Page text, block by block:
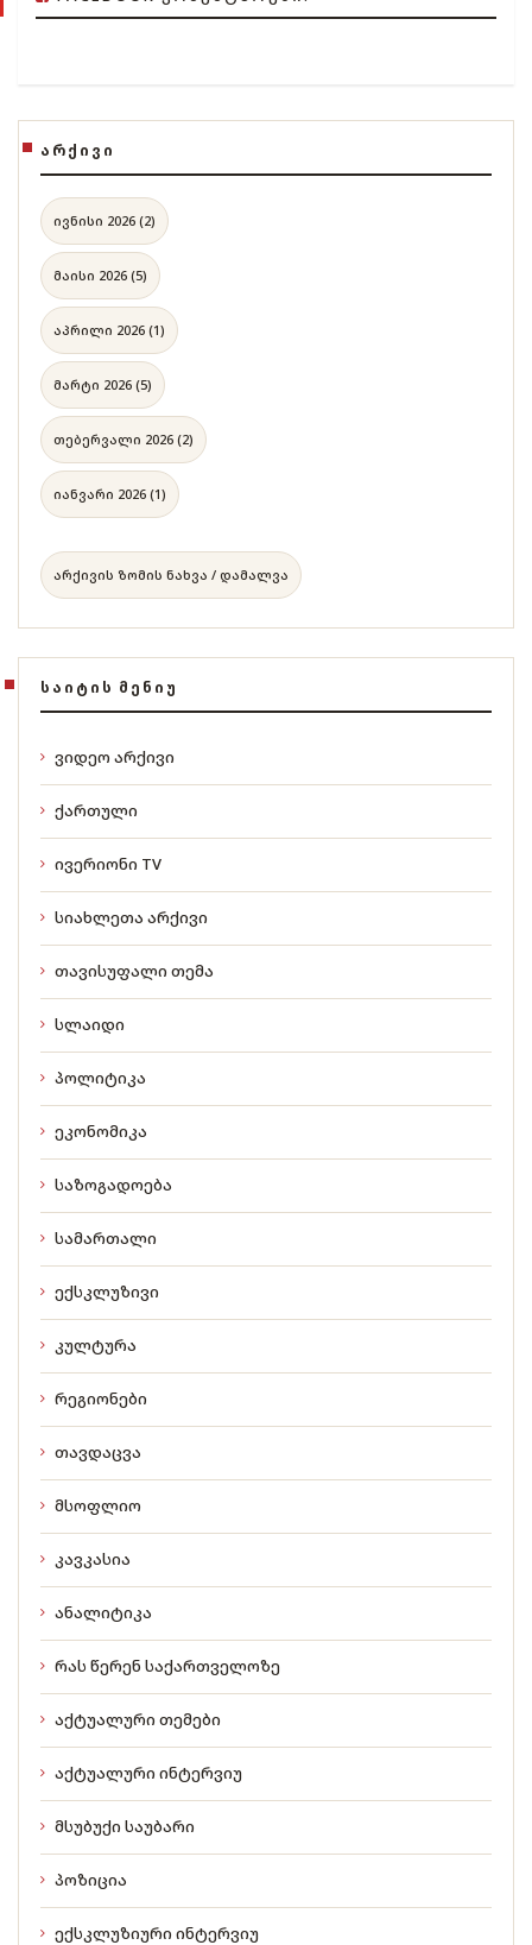
ᲐᲠᲥᲘᲕᲘ
ივნისი 2026 (2)
მაისი 2026 (5)
აპრილი 2026 (1)
მარტი 2026 (5)
თებერვალი 2026 (2)
იანვარი 2026 (1)
არქივის ზომის ნახვა / დამალვა
ᲡᲐᲘᲢᲘᲡ ᲛᲔᲜᲘᲣ
ვიდეო არქივი
ქართული
ივერიონი TV
სიახლეთა არქივი
თავისუფალი თემა
სლაიდი
პოლიტიკა
ეკონომიკა
საზოგადოება
სამართალი
ექსკლუზივი
კულტურა
რეგიონები
თავდაცვა
მსოფლიო
კავკასია
ანალიტიკა
რას წერენ საქართველოზე
აქტუალური თემები
აქტუალური ინტერვიუ
მსუბუქი საუბარი
პოზიცია
ექსკლუზიური ინტერვიუ